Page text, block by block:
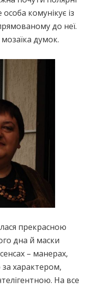
комунікує із
до неї.
думок.
прекрасною
дна й маски
– манерах,
за характером,
На все